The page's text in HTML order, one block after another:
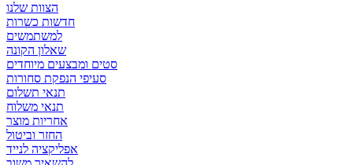
הצוות שלנו
חדשות כשרות
למשתמשים
שאלון הקונה
סטים ומבצעים מיוחדים
סעיפי הנפקת סחורות
תנאי תשלום
תנאי משלוח
אחריות מוצר
החזר וביטול
אפליקציה לנייד